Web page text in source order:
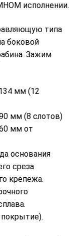
исполнении.
типа
боковой
Зажим
мм (12
мм (8 слотов)
мм от
основания
среза
крепежа.